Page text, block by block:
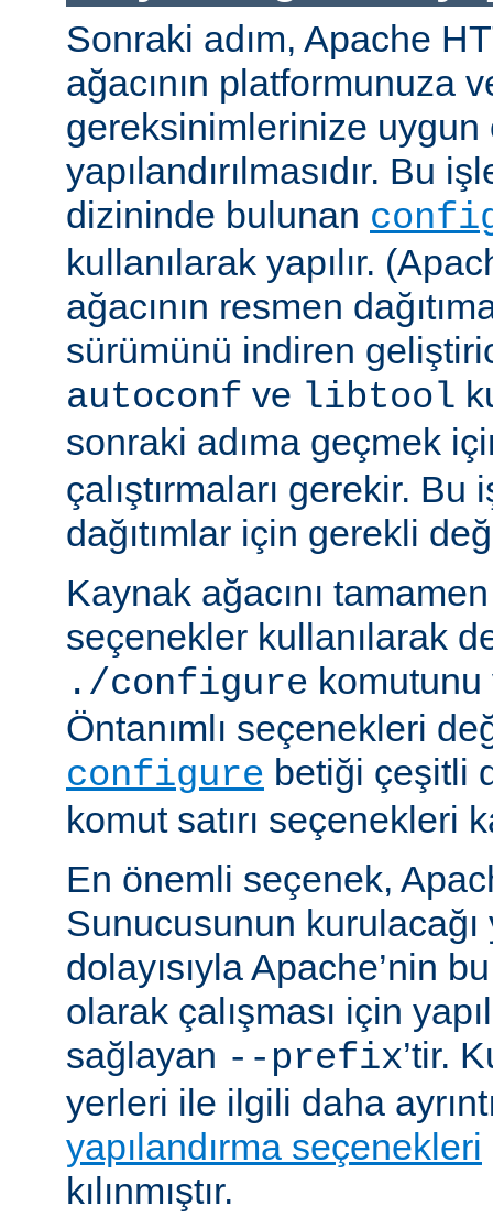
Sonraki adım, Apache
ağacının platformunuza
gereksinimlerinize uygun
yapılandırılmasıdır. Bu
dizininde bulunan
kullanılarak yapılır.
ağacının resmen
sürümünü indiren
autoconf ve libtool
sonraki adıma geçmek
çalıştırmaları gerekir. Bu
dağıtımlar için gerekli
Kaynak ağacını tamamen
seçenekler kullanılarak
./configure
Öntanımlı seçenekleri
configure betiği çeşitli
komut satırı seçenekleri
En önemli seçenek,
Sunucusunun
dolayısıyla Apache’nin
olarak çalışması için
sağlayan --prefix’tir.
yerleri ile ilgili daha
yapılandırma seçenekleri
kılınmıştır.